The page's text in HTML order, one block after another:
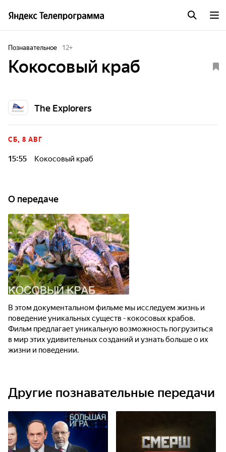
Познавательное 12+
Кокосовый краб
The Explorers
СБ, 8 АВГ
15:55 Кокосовый краб
О передаче
В этом документальном фильме мы исследуем жизнь и
поведение уникальных существ - кокосовых крабов.
Фильм предлагает уникальную возможность погрузиться
в мир этих удивительных созданий и узнать больше о их
жизни и поведении.
Другие познавательные передачи